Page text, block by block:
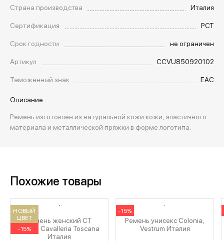
Страна производства
Италия
Сертификация
РСТ
Срок годности
не ограничен
Артикул
CCVU850920102
Таможенный знак
EAC
Описание
Ремень изготовлен из натуральной кожи кожи, эластичного
материала и металлической пряжки в форме логотипа.
Похожие товары
НОВЫЙ
ЦВЕТ
-15%
Ремень женский CT
Clasp, Cavalleria Toscana
Италия
-15%
Ремень унисекс Colonia,
Vestrum Италия